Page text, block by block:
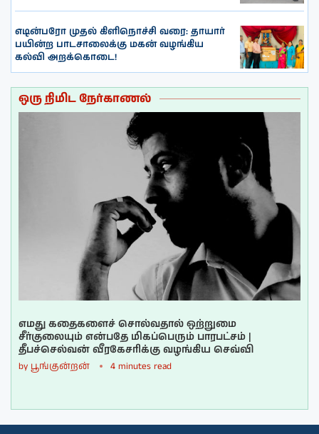
எடின்பரோ முதல் கிளிநொச்சி வரை: தாயார்
பயின்ற பாடசாலைக்கு மகன் வழங்கிய
கல்வி அறக்கொடை!
ஒரு நிமிட நேர்காணல்
எமது கதைகளைச் சொல்வதால் ஒற்றுமை
சீர்குலையும் என்பதே மிகப்பெரும் பாரபட்சம் |
தீபச்செல்வன் வீரகேசரிக்கு வழங்கிய செவ்வி
by பூங்குன்றன் 4 minutes read